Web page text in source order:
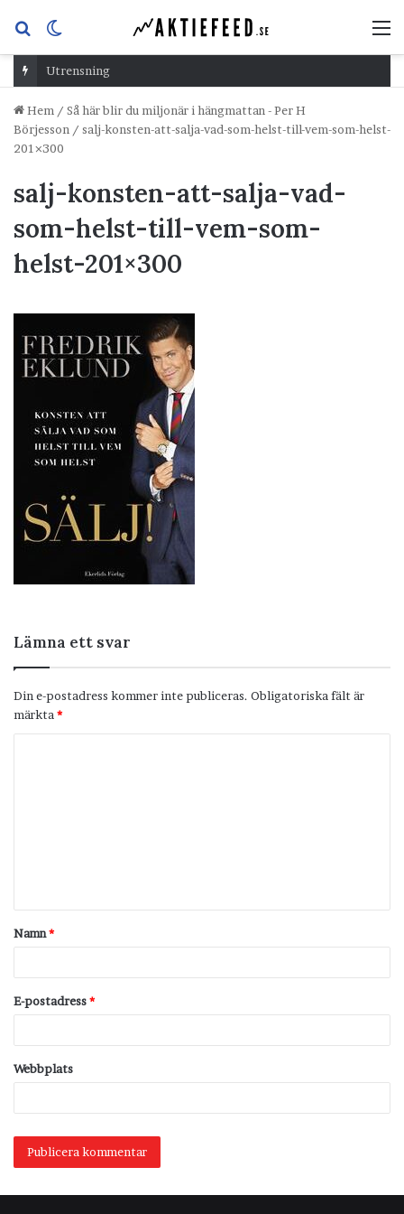
Sök
efterskin
Utrensning
Hem / Så här blir du miljonär i hängmattan - Per H
Börjesson / salj-konsten-att-salja-vad-som-helst-till-vem-som-helst-
201×300
salj-konsten-att-salja-vad-
som-helst-till-vem-som-
helst-201×300
Lämna ett svar
Din e-postadress kommer inte publiceras. Obligatoriska fält är
märkta *
t
a
Namn*
E-postadress*
Webbplats